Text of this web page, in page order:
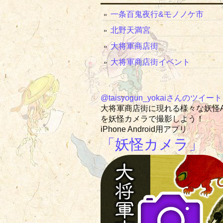
一条百鬼夜行&モノノケ市
北野天満宮
大将軍商店街
大将軍商店街イベント
@taisyogun_yokaiさんのツイート
大将軍商店街に現れる様々な妖怪
を妖怪カメラで撮影しよう！
iPhone Android用アプリ
「妖怪カメラ」